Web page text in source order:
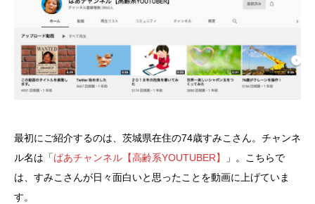
最初にご紹介するのは、茨城県在住の74歳すみこさん。チャンネ
ル名は「ばあチャンネル【高齢系YOUTUBER】
」。こちらで
は、すみこさんが日々面白いと思ったことを動画に上げていま
す。